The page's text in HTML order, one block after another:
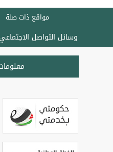
مواقع ذات صلة
وسائل التواصل الاجتماعي